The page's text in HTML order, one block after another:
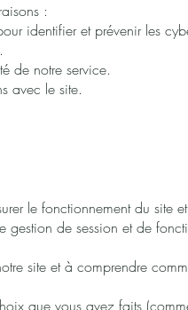
:
identifier et prévenir les
de notre service.
avec le site.
le fonctionnement du site
gestion de session et de
site et à comprendre
que vous avez faits